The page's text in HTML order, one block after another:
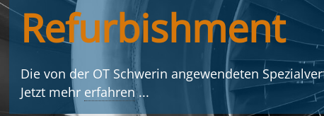
Refurbishment
Die von der OT Schwerin angewendeten
Jetzt mehr erfahren...